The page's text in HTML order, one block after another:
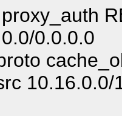
0.0.0.0
10.16.0.0/